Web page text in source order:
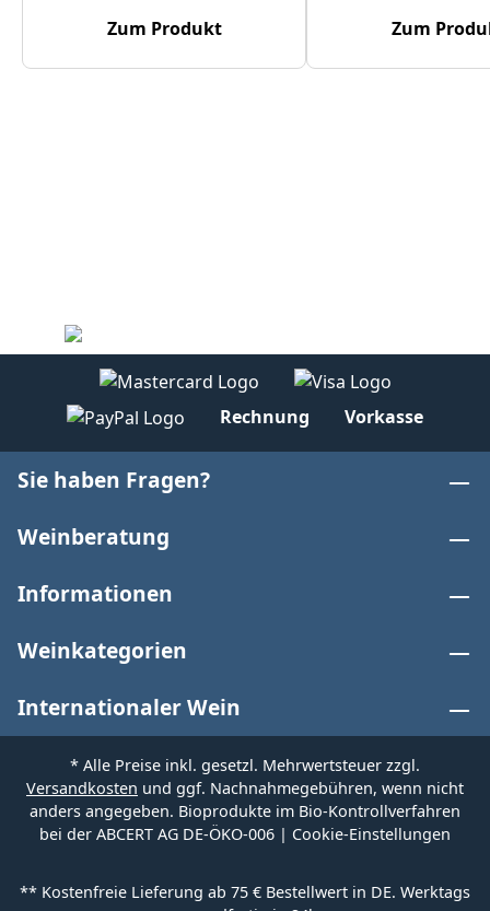
Zum Produkt Zum
Rechnung Vorkasse
Sie haben Fragen?
Weinberatung
Informationen
Weinkategorien
Internationaler Wein
* Alle Preise inkl. gesetzl. Mehrwertsteuer zzgl.
Versandkosten und ggf. Nachnahmegebühren, wenn nicht
anders angegeben. Bioprodukte im Bio-Kontrollverfahren
bei der ABCERT AG DE-ÖKO-006 | Cookie-Einstellungen
** Kostenfreie Lieferung ab 75 € Bestellwert in DE. Werktags